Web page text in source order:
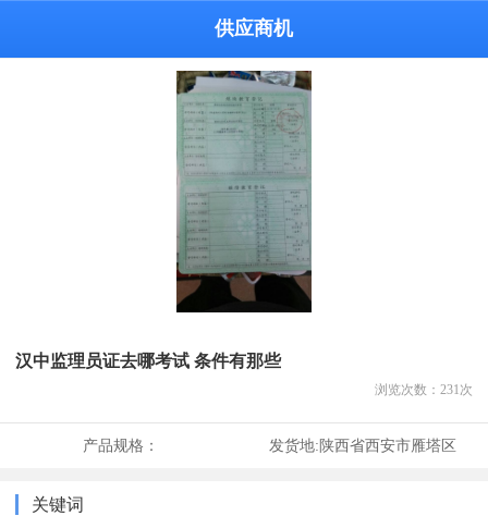
供应商机
汉中监理员证去哪考试 条件有那些
浏览次数： 231 次
产品规格： 发货地:陕西省西安市雁塔区
关键词